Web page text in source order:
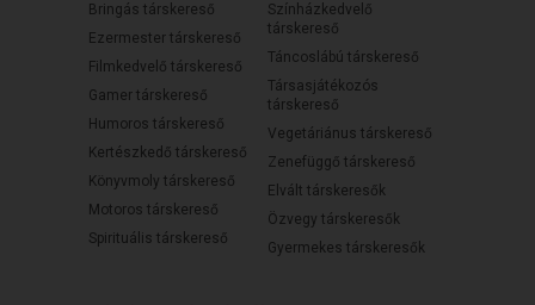
Bringás társkereső
Ezermester társkereső
Filmkedvelő társkereső
Gamer társkereső
Humoros társkereső
Kertészkedő társkereső
Könyvmoly társkereső
Motoros társkereső
Spirituális társkereső
Színházkedvelő
társkereső
Táncoslábú társkereső
Társasjátékozós
társkereső
Vegetáriánus társkereső
Zenefüggő társkereső
Elvált társkeresők
Özvegy társkeresők
Gyermekes társkeresők